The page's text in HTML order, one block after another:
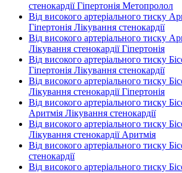
стенокардії Гіпертонія Метопролол
Від високого артеріального тиску
Гіпертонія Лікування стенокардії
Від високого артеріального тиску
Лікування стенокардії Гіпертонія
Від високого артеріального тиску
Гіпертонія Лікування стенокардії
Від високого артеріального тиску
Лікування стенокардії Гіпертонія
Від високого артеріального тиску
Аритмія Лікування стенокардії
Від високого артеріального тиску
Лікування стенокардії Аритмія
Від високого артеріального тиску
стенокардії
Від високого артеріального тиску